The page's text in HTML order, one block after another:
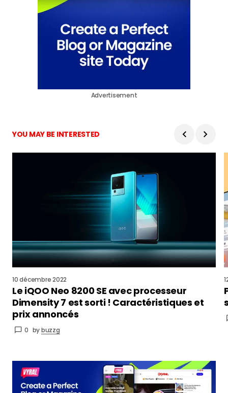
Advertisement
YOU MAY BE INTERESTED
10 décembre 2022
Le iQOO Neo 8200 SE avec processeur
Dimensity 7 est sorti ! Caractéristiques et
prix annoncés
0 bybuzzg